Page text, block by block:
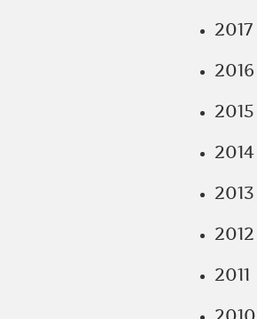
2017
2016
2015
2014
2013
2012
2011